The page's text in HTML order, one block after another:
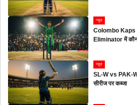
न्यूज
Colombo
Eliminator में कौन
न्यूज
SL-W vs PAK-
सीरीज पर कब्जा